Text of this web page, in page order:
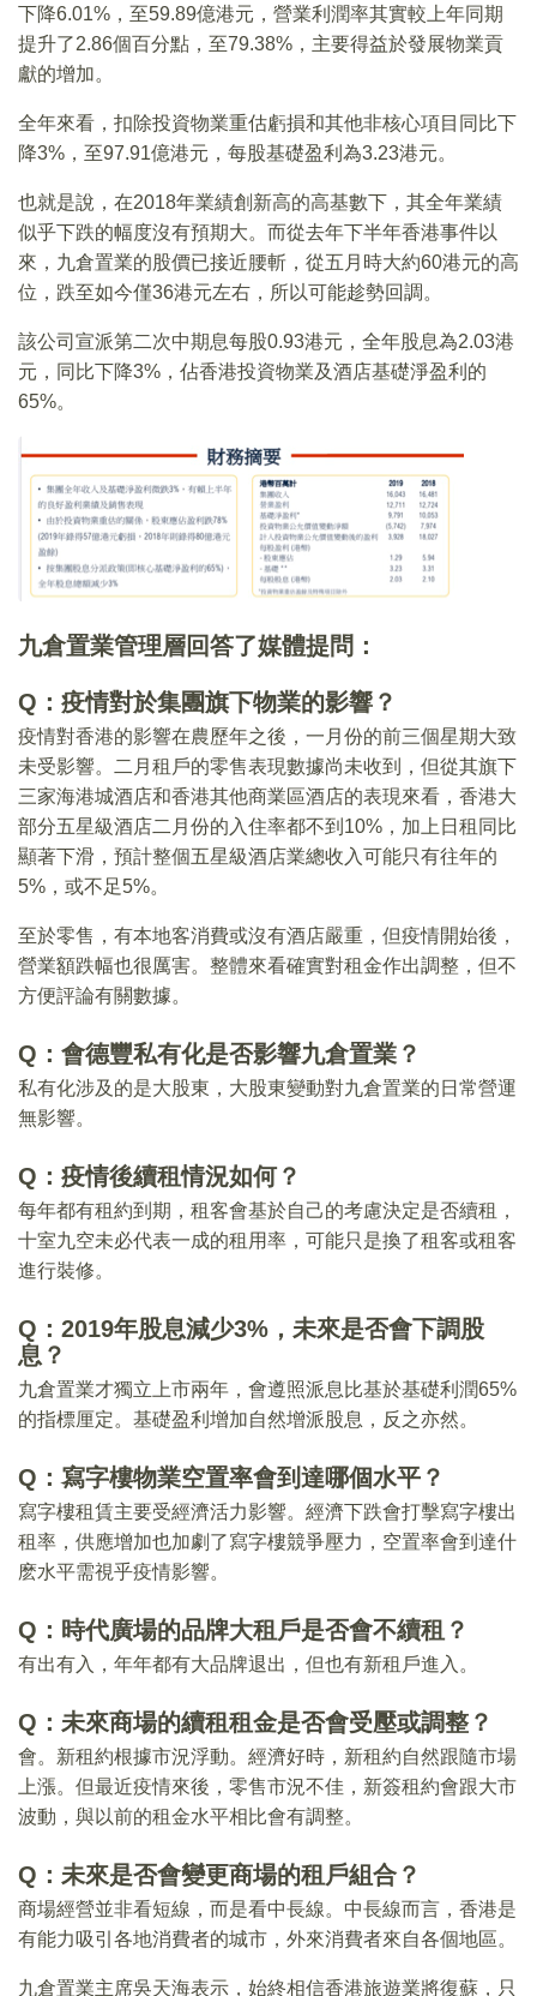
下降6.01%，至59.89億港元，營業利潤率其實較上年同期
提升了2.86個百分點，至79.38%，主要得益於發展物業貢
獻的增加。
全年來看，扣除投資物業重估虧損和其他非核心項目同比下
降3%，至97.91億港元，每股基礎盈利為3.23港元。
也就是說，在2018年業績創新高的高基數下，其全年業績
似乎下跌的幅度沒有預期大。而從去年下半年香港事件以
來，九倉置業的股價已接近腰斬，從五月時大約60港元的高
位，跌至如今僅36港元左右，所以可能趁勢回調。
該公司宣派第二次中期息每股0.93港元，全年股息為2.03港
元，同比下降3%，佔香港投資物業及酒店基礎淨盈利的
65%。
九倉置業管理層回答了媒體提問：
Q：疫情對於集團旗下物業的影響？
疫情對香港的影響在農歷年之後，一月份的前三個星期大致
未受影響。二月租戶的零售表現數據尚未收到，但從其旗下
三家海港城酒店和香港其他商業區酒店的表現來看，香港大
部分五星級酒店二月份的入住率都不到10%，加上日租同比
顯著下滑，預計整個五星級酒店業總收入可能只有往年的
5%，或不足5%。
至於零售，有本地客消費或沒有酒店嚴重，但疫情開始後，
營業額跌幅也很厲害。整體來看確實對租金作出調整，但不
方便評論有關數據。
Q：會德豐私有化是否影響九倉置業？
私有化涉及的是大股東，大股東變動對九倉置業的日常營運
無影響。
Q：疫情後續租情況如何？
每年都有租約到期，租客會基於自己的考慮決定是否續租，
十室九空未必代表一成的租用率，可能只是換了租客或租客
進行裝修。
Q：2019年股息減少3%，未來是否會下調股
息？
九倉置業才獨立上市兩年，會遵照派息比基於基礎利潤65%
的指標厘定。基礎盈利增加自然增派股息，反之亦然。
Q：寫字樓物業空置率會到達哪個水平？
寫字樓租賃主要受經濟活力影響。經濟下跌會打擊寫字樓出
租率，供應增加也加劇了寫字樓競爭壓力，空置率會到達什
麽水平需視乎疫情影響。
Q：時代廣場的品牌大租戶是否會不續租？
有出有入，年年都有大品牌退出，但也有新租戶進入。
Q：未來商場的續租租金是否會受壓或調整？
會。新租約根據市況浮動。經濟好時，新租約自然跟隨市場
上漲。但最近疫情來後，零售市況不佳，新簽租約會跟大市
波動，與以前的租金水平相比會有調整。
Q：未來是否會變更商場的租戶組合？
商場經營並非看短線，而是看中長線。中長線而言，香港是
有能力吸引各地消費者的城市，外來消費者來自各個地區。
九倉置業主席吳天海表示，始終相信香港旅遊業將復蘇，只